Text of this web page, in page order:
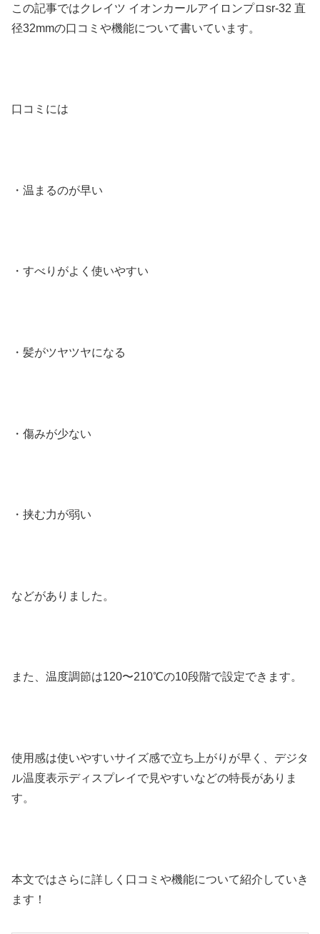
この記事ではクレイツ イオンカールアイロンプロsr-32 直
径32mmの口コミや機能について書いています。
口コミには
・温まるのが早い
・すべりがよく使いやすい
・髪がツヤツヤになる
・傷みが少ない
・挟む力が弱い
などがありました。
また、温度調節は120〜210℃の10段階で設定できます。
使用感は使いやすいサイズ感で立ち上がりが早く、デジタ
ル温度表示ディスプレイで見やすいなどの特長がありま
す。
本文ではさらに詳しく口コミや機能について紹介していき
ます！